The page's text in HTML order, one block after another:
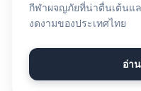
กีฬาผจญภัยที่น่าตื่นเต้นแ
งดงามของประเทศไทย
อ่า